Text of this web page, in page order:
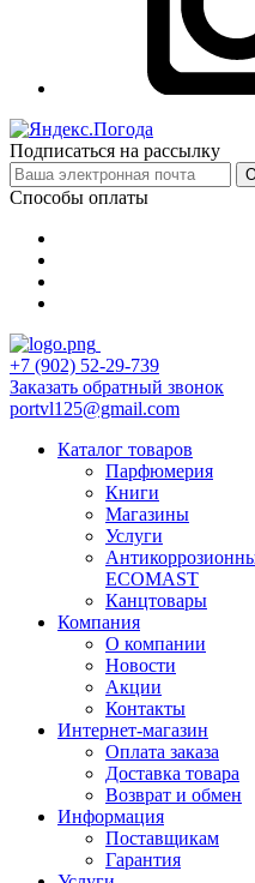
Подписаться на рассылку
Способы оплаты
+7 (902) 52-29-739
Заказать обратный звонок
portvl125@gmail.com
Каталог товаров
Парфюмерия
Книги
Магазины
Услуги
ECOMAST
Канцтовары
Компания
О компании
Новости
Акции
Контакты
Интернет-магазин
Оплата заказа
Доставка товара
Возврат и обмен
Информация
Поставщикам
Гарантия